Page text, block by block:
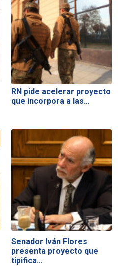
RN pide acelerar proyecto
que incorpora a las…
Senador Iván Flores
presenta proyecto que
tipifica…